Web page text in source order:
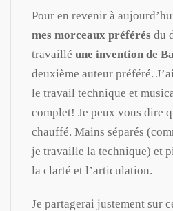
Pour en revenir à
mes morceaux préférés du
travaillé une invention de
deuxième auteur préféré.
le travail technique et
complet! Je peux vous dire
chauffé. Mains séparés
je travaille la technique) et
la clarté et l’articulation.
Je partagerai justement sur